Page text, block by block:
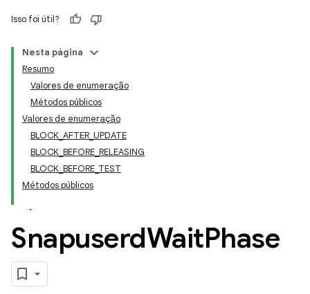
Isso foi útil?
Nesta página
Resumo
Valores de enumeração
Métodos públicos
Valores de enumeração
BLOCK_AFTER_UPDATE
BLOCK_BEFORE_RELEASING
BLOCK_BEFORE_TEST
Métodos públicos
SnapuserdWaitPhase